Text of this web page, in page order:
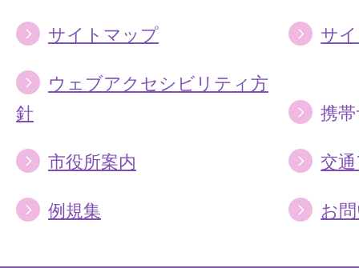
サイトマップ サ
ウェブアクセシビリティ方
針
携
市役所案内 交
例規集 お